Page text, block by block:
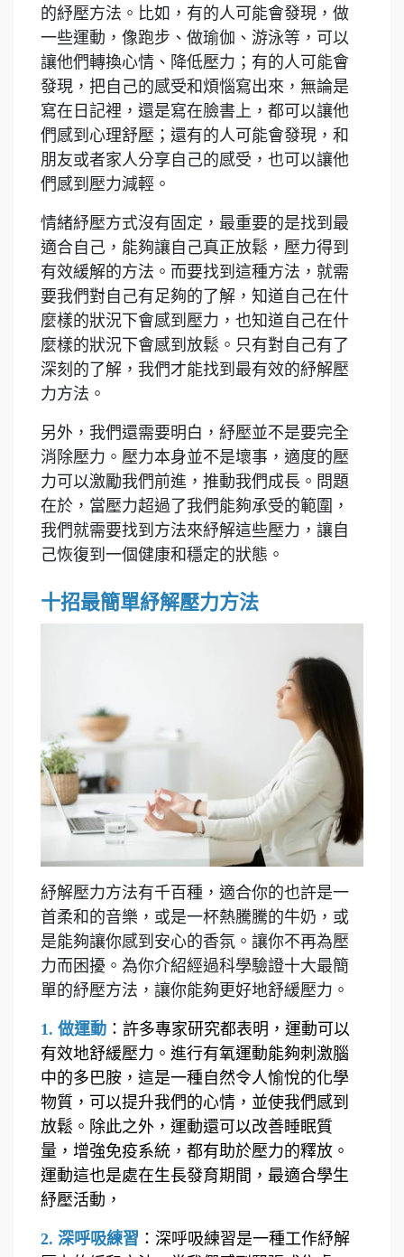
的紓壓方法。比如，有的人可能會發現，做
一些運動，像跑步、做瑜伽、游泳等，可以
讓他們轉換心情、降低壓力；有的人可能會
發現，把自己的感受和煩惱寫出來，無論是
寫在日記裡，還是寫在臉書上，都可以讓他
們感到心理舒壓；還有的人可能會發現，和
朋友或者家人分享自己的感受，也可以讓他
們感到壓力減輕。
情緒紓壓方式沒有固定，最重要的是找到最
適合自己，能夠讓自己真正放鬆，壓力得到
有效緩解的方法。而要找到這種方法，就需
要我們對自己有足夠的了解，知道自己在什
麼樣的狀況下會感到壓力，也知道自己在什
麼樣的狀況下會感到放鬆。只有對自己有了
深刻的了解，我們才能找到最有效的紓解壓
力方法。
另外，我們還需要明白，紓壓並不是要完全
消除壓力。壓力本身並不是壞事，適度的壓
力可以激勵我們前進，推動我們成長。問題
在於，當壓力超過了我們能夠承受的範圍，
我們就需要找到方法來紓解這些壓力，讓自
己恢復到一個健康和穩定的狀態。
十招最簡單紓解壓力方法
紓解壓力方法有千百種，適合你的也許是一
首柔和的音樂，或是一杯熱騰騰的牛奶，或
是能夠讓你感到安心的香氛。讓你不再為壓
力而困擾。為你介紹經過科學驗證十大最簡
單的紓壓方法 ，讓你能夠更好地舒緩壓力。
1. 做運動 ：許多專家研究都表明， 運動可以
有效地舒緩壓力 。進行有氧運動能夠刺激腦
中的多巴胺，這是一種自然令人愉悅的化學
物質，可以提升我們的心情，並使我們感到
放鬆。除此之外，運動還可以改善睡眠質
量，增強免疫系統，都有助於壓力的釋放。
運動這也是處在生長發育期間，最適合學生
紓壓活動，
2. 深呼吸練習 ： 深呼吸練習是一種工作紓解